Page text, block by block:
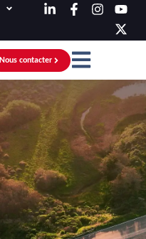
Nous contacter